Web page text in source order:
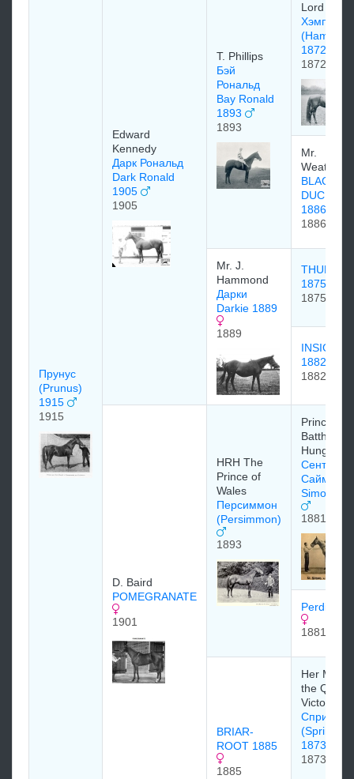
Прунус
(Prunus)
1915
1915
Edward
Kennedy
Дарк Рональд
Dark Ronald
1905
1905
T. Phillips
Бэй
Рональд
Bay Ronald
1893
1893
Lord
Хэмптон
(Hampton)
1872
1872
Mr.
BLACK
DUCHESS
1886
1886
Mr. J.
Hammond
Дарки
Darkie 1889
1889
THURIO
1875
1875
INSIGNIA
1882
1882
D. Baird
POMEGRANATE
1901
HRH The
Prince of
Wales
Персиммон
(Persimmon)
1893
Prince
Batthyany
Hungary
Сент
Саймон
Simon)
1881
Perdita
1881
BRIAR-
ROOT 1885
1885
Her
the Queen
Victoria
1873)
1873